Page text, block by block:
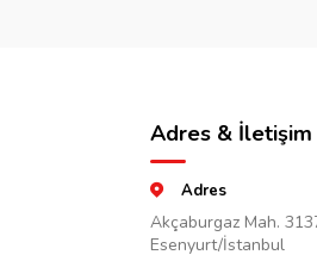
Adres & İletişim
Adres
Akçaburgaz Mah.
Esenyurt/İstanbul